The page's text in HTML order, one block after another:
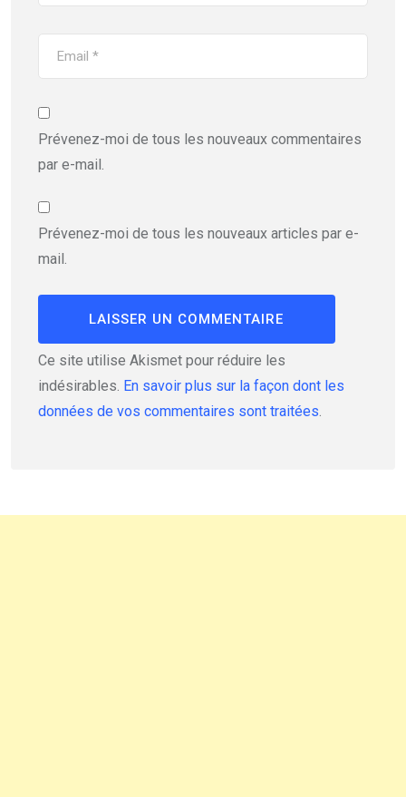
Prévenez-moi de tous les nouveaux commentaires
par e-mail.
Prévenez-moi de tous les nouveaux articles par e-
mail.
Ce site utilise Akismet pour réduire les
indésirables. En savoir plus sur la façon dont les
données de vos commentaires sont traitées